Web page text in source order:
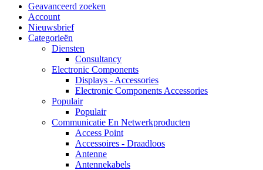
Geavanceerd zoeken
Account
Nieuwsbrief
Categorieën
Diensten
Consultancy
Electronic Components
Displays - Accessories
Electronic Components Accessories
Populair
Populair
Communicatie En Netwerkproducten
Access Point
Accessoires - Draadloos
Antenne
Antennekabels